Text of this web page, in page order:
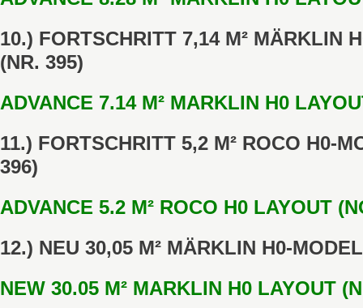
10.) FORTSCHRITT 7,14 M² MÄRKLIN
(NR. 395)
ADVANCE 7.14 M² MARKLIN H0
11.) FORTSCHRITT 5,2 M² ROCO H0-
396)
ADVANCE 5.2 M² ROCO H0 LAYOUT
12.) NEU 30,05 M² MÄRKLIN H0-
NEW 30.05 M² MARKLIN H0 LAYOUT